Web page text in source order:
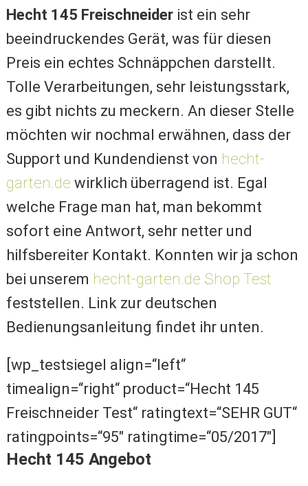
Hecht 145 Freischneiderist ein sehr
beeindruckendes Gerät, was für diesen
Preis ein echtes Schnäppchen darstellt.
Tolle Verarbeitungen, sehr leistungsstark,
es gibt nichts zu meckern. An dieser Stelle
möchten wir nochmal erwähnen, dass der
Support und Kundendienst von hecht-
garten.de wirklich überragend ist. Egal
welche Frage man hat, man bekommt
sofort eine Antwort, sehr netter und
hilfsbereiter Kontakt. Konnten wir ja schon
bei unserem hecht-garten.de Shop Test
feststellen. Link zur deutschen
Bedienungsanleitung findet ihr unten.
[wp_testsiegel align=“left“
timealign=“right“ product=“Hecht 145
Freischneider Test“ ratingtext=“SEHR GUT“
ratingpoints=“95″ ratingtime=“05/2017″]
Hecht 145 Angebot